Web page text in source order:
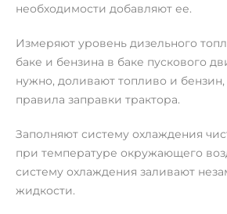
необходимости добавляют ее.
Измеряют уровень дизельного
баке и бензина в баке пускового
нужно, доливают топливо и
правила заправки трактора.
Заполняют систему охлаждения
при температуре окружающего
систему охлаждения заливают
жидкости.